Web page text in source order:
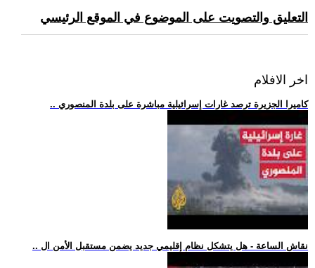
التعليق والتصويت على الموضوع في الموقع الرئيسي
اخر الافلام
.. كاميرا الجزيرة ترصد غارات إسرائيلية مباشرة على بلدة المنصوري
.. نقاش الساعة - هل يتشكل نظام إقليمي جديد يضمن مستقبل الأمن ال